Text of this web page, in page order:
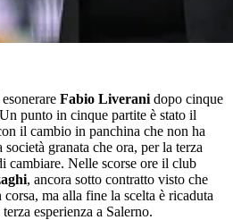
Fabio Liverani dopo cinque
punto in cinque partite è stato il
il cambio in panchina che non ha
granata che ora, per la terza
cambiare. Nelle scorse ore il club
, ancora sotto contratto visto che
ma alla fine la scelta è ricaduta
terza esperienza a Salerno.